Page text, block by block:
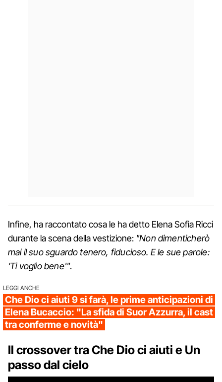
Infine, ha raccontato cosa le ha detto Elena Sofia Ricci
durante la scena della vestizione: "Non dimenticherò
mai il suo sguardo tenero, fiducioso. E le sue parole:
‘Ti voglio bene'".
LEGGI ANCHE
Che Dio ci aiuti 9 si farà, le prime anticipazioni di
Elena Bucaccio: "La sfida di Suor Azzurra, il cast
tra conferme e novità"
Il crossover tra Che Dio ci aiuti e Un
passo dal cielo